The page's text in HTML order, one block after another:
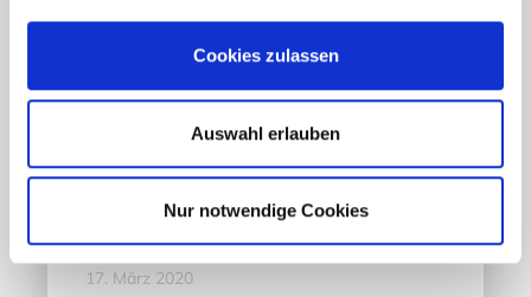
Cookies zulassen
Auswahl erlauben
Nur notwendige Cookies
Aktuelles - Nyheter
Coronavirus in Norwegen –
Ansteckungsgefahren aus dem
Mehr erfahren
17. März 2020